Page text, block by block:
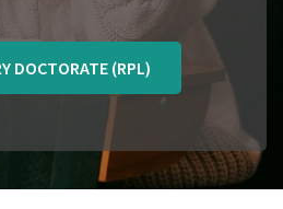
DOCTORATE (RPL)